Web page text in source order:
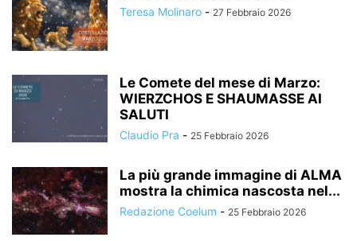
Teresa Molinaro - 27 Febbraio 2026
Le Comete del mese di Marzo:
WIERZCHOS E SHAUMASSE AI
SALUTI
Claudio Pra - 25 Febbraio 2026
La più grande immagine di ALMA
mostra la chimica nascosta nel...
Redazione Coelum - 25 Febbraio 2026